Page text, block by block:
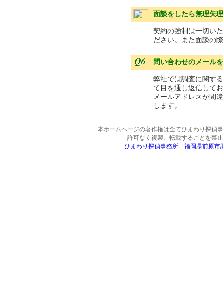
面談をしたら無理矢
契約の強制は一切い
ださい。また面談の
問い合わせのメール
弊社では調査に関す
て目を通し返信して
メールアドレスが間
します。
本ホームページの著作権は全てひまわり探偵
許可なく複製、転載することを禁
ひまわり探偵事務所 福岡県前原市